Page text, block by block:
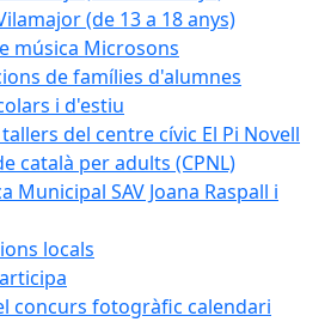
(de 13 a 18 anys)
música Microsons
de famílies d'alumnes
i d'estiu
del centre cívic El Pi Novell
català per adults (CPNL)
Municipal SAV Joana Raspall i
locals
concurs fotogràfic calendari